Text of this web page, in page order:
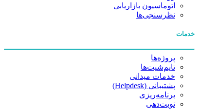
اتوماسیون بازاریابی
نظرسنجی‌ها
خدمات
پروژه‌ها
تایم‌شیت‌ها
خدمات میدانی
پشتیبانی (Helpdesk)
برنامه‌ریزی
نوبت‌دهی